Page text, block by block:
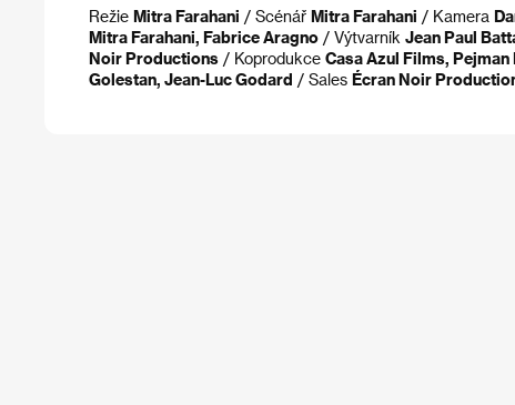
Režie Mitra Farahani / Scénář Mitra Farahani / Kamera
Mitra Farahani, Fabrice Aragno / Výtvarník Jean Paul
Noir Productions / Koprodukce Casa Azul Films,
Golestan, Jean-Luc Godard / Sales Écran Noir